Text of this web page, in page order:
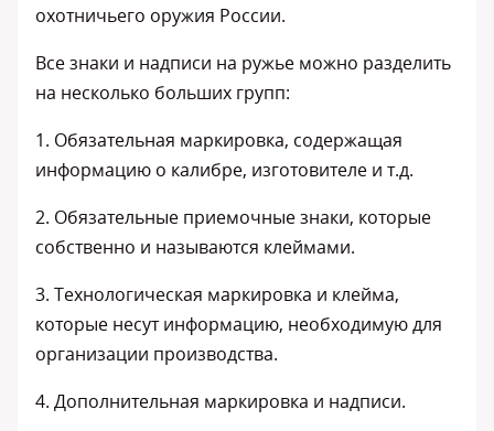
охотничьего оружия России.
Все знаки и надписи на ружье можно разделить
на несколько больших групп:
1. Обязательная маркировка, содержащая
информацию о калибре, изготовителе и т.д.
2. Обязательные приемочные знаки, которые
собственно и называются клеймами.
3. Технологическая маркировка и клейма,
которые несут информацию, необходимую для
организации производства.
4. Дополнительная маркировка и надписи.